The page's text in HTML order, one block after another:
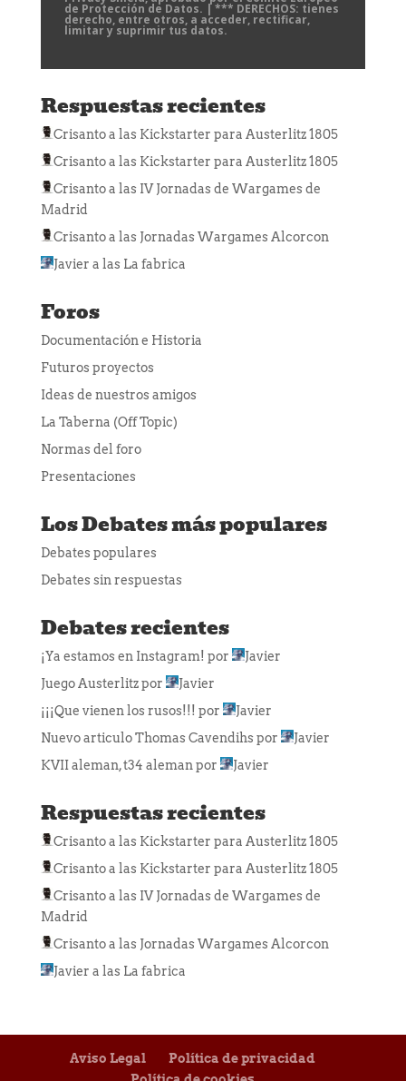
de Protección de Datos. | *** DERECHOS: tienes
derecho, entre otros, a acceder, rectificar,
limitar y suprimir tus datos.
Respuestas recientes
Crisantoa las Kickstarter para Austerlitz 1805
Crisantoa las Kickstarter para Austerlitz 1805
Crisantoa las IV Jornadas de Wargames de
Madrid
Crisantoa las Jornadas Wargames Alcorcon
Javier a las La fabrica
Foros
Documentación e Historia
Futuros proyectos
Ideas de nuestros amigos
La Taberna (Off Topic)
Normas del foro
Presentaciones
Los Debates más populares
Debates populares
Debates sin respuestas
Debates recientes
¡Ya estamos en Instagram! por
Javier
Juego Austerlitzpor
Javier
¡¡¡Que vienen los rusos!!! por
Javier
Nuevo articulo Thomas Cavendihspor
Javier
KVII aleman, t34 aleman por Javier
Respuestas recientes
Crisantoa las Kickstarter para Austerlitz 1805
Crisantoa las Kickstarter para Austerlitz 1805
Crisantoa las IV Jornadas de Wargames de
Madrid
Crisantoa las Jornadas Wargames Alcorcon
Javier a las La fabrica
Aviso Legal
Política de privacidad